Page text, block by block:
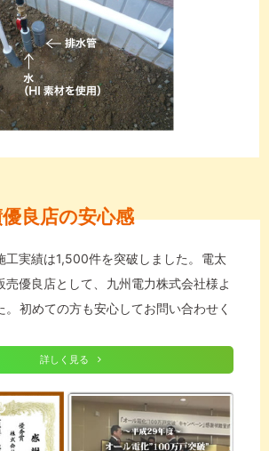
良店の安心感
工実績は1,500件を突破しました。 電太
売優良店として、 九州電力株式会社様よ
。 初めての方も安心してお問い合わせく
詳しく見る